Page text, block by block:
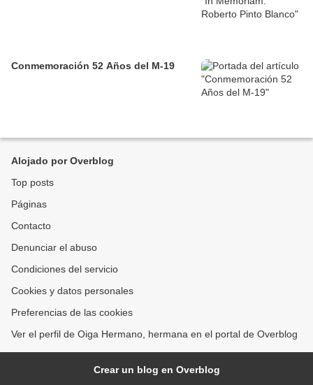
Conmemoración 52 Años del M-19
Alojado por Overblog
Top posts
Páginas
Contacto
Denunciar el abuso
Condiciones del servicio
Cookies y datos personales
Preferencias de las cookies
Ver el perfil de Oiga Hermano, hermana en el portal de Overblog
Crear un blog en Overblog